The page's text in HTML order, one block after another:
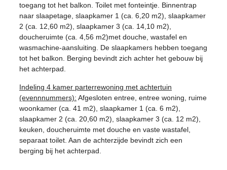
toegang tot het balkon. Toilet met fonteintje. Binnentrap
naar slaapetage, slaapkamer 1 (ca. 6,20 m2), slaapkamer
2 (ca. 12,60 m2), slaapkamer 3 (ca. 14,10 m2),
doucheruimte (ca. 4,56 m2)met douche, wastafel en
wasmachine-aansluiting. De slaapkamers hebben toegang
tot het balkon. Berging bevindt zich achter het gebouw bij
het achterpad.
Indeling 4 kamer parterrewoning met achtertuin
(evennnummers): Afgesloten entree, entree woning, ruime
woonkamer (ca. 41 m2), slaapkamer 1 (ca. 6 m2),
slaapkamer 2 (ca. 20,60 m2), slaapkamer 3 (ca. 12 m2),
keuken, doucheruimte met douche en vaste wastafel,
separaat toilet. Aan de achterzijde bevindt zich een
berging bij het achterpad.